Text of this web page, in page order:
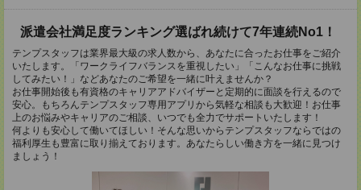
派遣会社満足度ランキング選ばれ続けて7年連続No1！
テンプスタッフは業界最大級の求人数から、あなたに合ったお仕事をご紹介
いたします。「ワークライフバランスを重視したい」「こんなお仕事に挑戦
してみたい！」などあなたのご希望を一緒に叶えませんか？
お仕事開始後も有資格のキャリアアドバイザーと定期的に面談を行えるので
安心。もちろんテンプスタッフ専用アプリから気軽な相談も大歓迎！お仕事
上のお悩みやキャリアのご相談、いつでも全力でサポートいたします！
何よりも安心して働いてほしい！そんな思いからテンプスタッフならではの
福利厚生も豊富に取り揃えております。あなたらしい働き方を一緒に見つけ
ましょう！